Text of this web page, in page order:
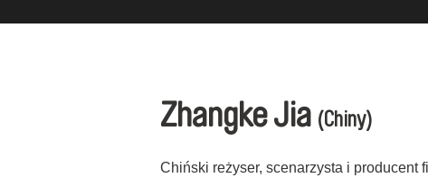
Zhangke Jia (Chiny)
Chiński reżyser, scenarzysta i producent